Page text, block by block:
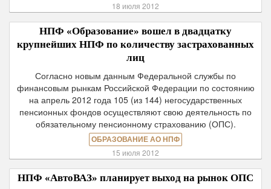
18 июля 2012
НПФ «Образование» вошел в двадцатку
крупнейших НПФ по количеству застрахованных
лиц
Согласно новым данным Федеральной службы по
финансовым рынкам Российской Федерации по состоянию
на апрель 2012 года 105 (из 144) негосударственных
пенсионных фондов осуществляют свою деятельность по
обязательному пенсионному страхованию (ОПС).
ОБРАЗОВАНИЕ АО НПФ
15 июля 2012
НПФ «АвтоВАЗ» планирует выход на рынок ОПС